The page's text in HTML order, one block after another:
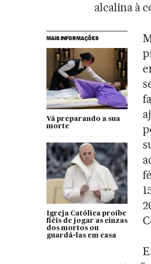
alcalina à
MAIS INFORMAÇÕES
Vá preparando a sua
morte
Igreja Católica proíbe
fiéis de jogar as cinzas
dos mortos ou
guardá-las em casa